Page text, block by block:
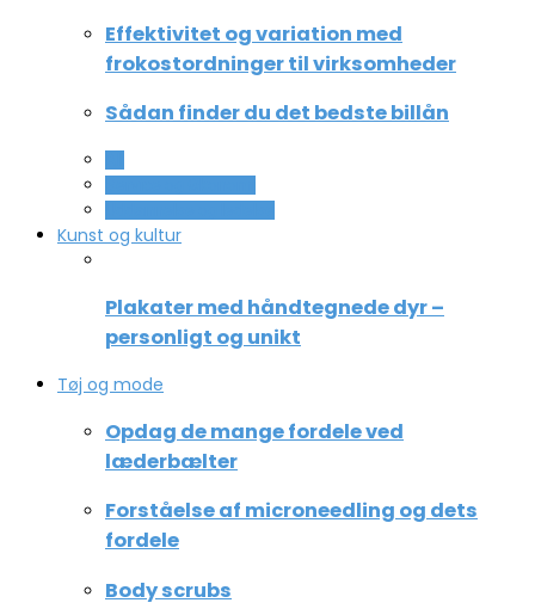
Effektivitet og variation med
frokostordninger til virksomheder
Sådan finder du det bedste billån
Kunst og kultur
Plakater med håndtegnede dyr –
personligt og unikt
Tøj og mode
Opdag de mange fordele ved
læderbælter
Forståelse af microneedling og dets
fordele
Body scrubs